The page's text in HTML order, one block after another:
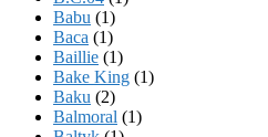
Babu (1)
Baca (1)
Baillie (1)
Bake King (1)
Baku (2)
Balmoral (1)